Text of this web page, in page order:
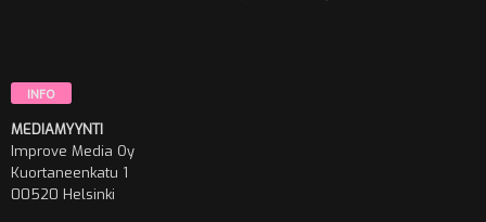
INFO
MEDIAMYYNTI
Improve Media Oy
Kuortaneenkatu 1
00520 Helsinki